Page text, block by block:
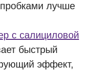
лучше
с салициловой
быстрый
эффект,